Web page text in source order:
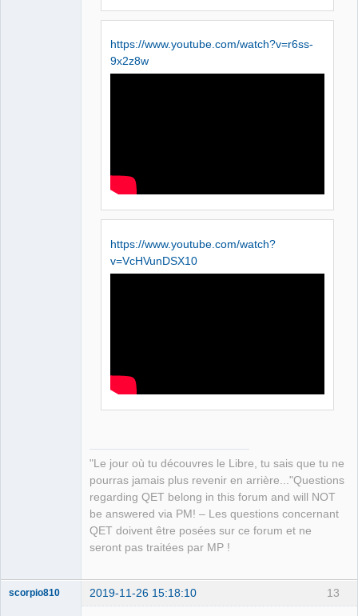
https://www.youtube.com/watch?v=r6ss-
9x2z8w
https://www.youtube.com/watch?
v=VcHVunDSX10
"Le jour où tu découvres le Libre, tu sais que tu ne
pourras jamais plus revenir en arrière..."Questions
regarding QET belong in this forum and will NOT
be answered via PM! – Les questions concernant
QET doivent être posées sur ce forum et ne
seront pas traitées par MP !
13
scorpio810 2019-11-26 15:18:10